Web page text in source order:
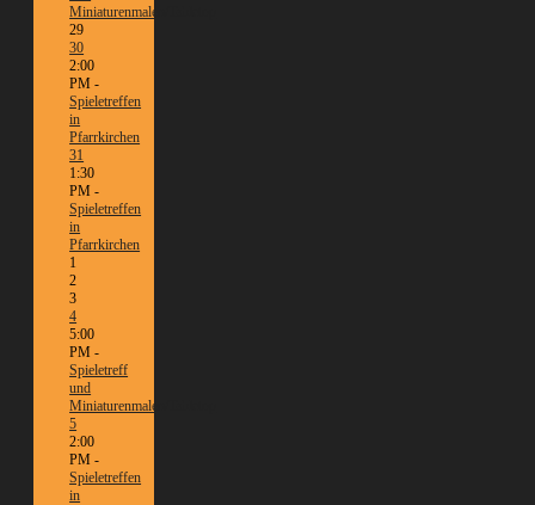
Miniaturenmalen/Tabletop
29
30
2:00
PM -
Spieletreffen
in
Pfarrkirchen
31
1:30
PM -
Spieletreffen
in
Pfarrkirchen
1
2
3
4
5:00
PM -
Spieletreff
und
Miniaturenmalen/Tabletop
5
2:00
PM -
Spieletreffen
in